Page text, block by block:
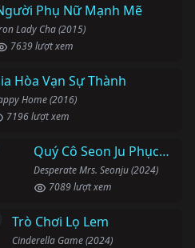
Phụ Nữ Mạnh Mẽ
Lady Cha (2015)
7639 lượt xem
Hòa Vạn Sự Thành
Home (2016)
7196 lượt xem
Quý Cô Seon Ju Phục Thù
Desperate Mrs. Seonju (2024)
7089 lượt xem
Trò Chơi Lọ Lem
Cinderella Game (2024)